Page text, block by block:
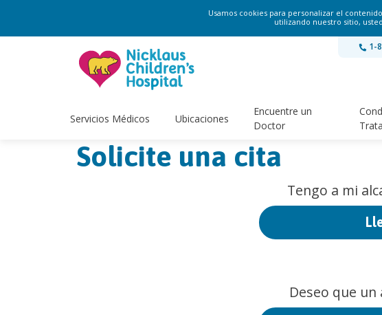
Usamos cookies para personalizar el
utilizando nuestro sitio,
1-
Servicios Médicos Ubicaciones
Encuentre un
Doctor
Solicite una cita
Tengo a mi
Deseo que